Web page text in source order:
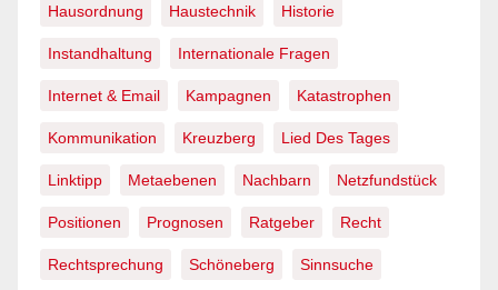
Hausordnung Haustechnik Historie
Instandhaltung Internationale Fragen
Internet & Email Kampagnen Katastrophen
Kommunikation Kreuzberg Lied Des Tages
Linktipp Metaebenen Nachbarn Netzfundstück
Positionen Prognosen Ratgeber Recht
Rechtsprechung Schöneberg Sinnsuche